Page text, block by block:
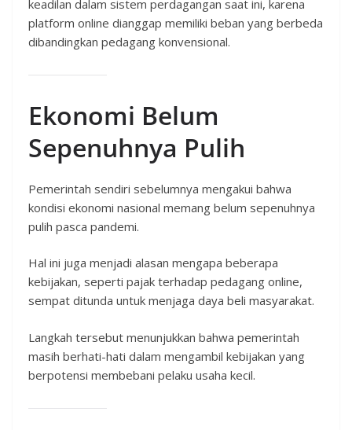
keadilan dalam sistem perdagangan saat ini, karena
platform online dianggap memiliki beban yang berbeda
dibandingkan pedagang konvensional.
Ekonomi Belum
Sepenuhnya Pulih
Pemerintah sendiri sebelumnya mengakui bahwa
kondisi ekonomi nasional memang belum sepenuhnya
pulih pasca pandemi.
Hal ini juga menjadi alasan mengapa beberapa
kebijakan, seperti pajak terhadap pedagang online,
sempat ditunda untuk menjaga daya beli masyarakat.
Langkah tersebut menunjukkan bahwa pemerintah
masih berhati-hati dalam mengambil kebijakan yang
berpotensi membebani pelaku usaha kecil.